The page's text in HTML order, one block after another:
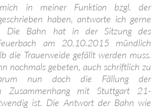
in meiner Funktion bzgl. der
haben, antworte ich gerne
Die Bahn hat in der Sitzung des
am 20.10.2015 mündlich
die Trauerweide gefällt werden muss.
nochmals gebeten, auch schriftlich zu
nun doch die Fällung der
Zusammenhang mit Stuttgart 21-
ist. Die Antwort der Bahn wie